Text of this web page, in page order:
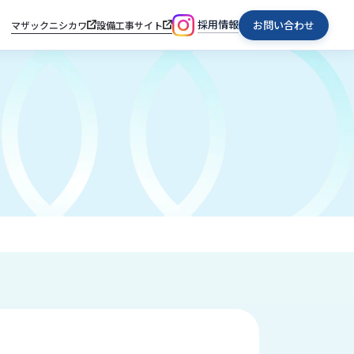
マザックニシカワ 設備工事サイト 採用情報 お問い合わせ